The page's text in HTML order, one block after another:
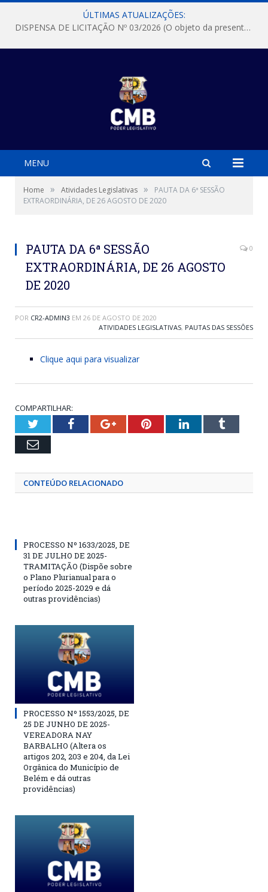
ÚLTIMAS ATUALIZAÇÕES:
DISPENSA DE LICITAÇÃO Nº 03/2026 (O objeto da presente dispensa é a escolha da proposta mais vantajosa para a aquisição, de aparelhos de ar condicionado, tipo Split, com material de instalação e fogão industrial, conforme condições, quantidades e exigências estabelecidas no termo de referencia e neste aviso de contratação direta e seus anexos)
MENU
Home » Atividades Legislativas »
PAUTA DA 6ª SESSÃO
EXTRAORDINÁRIA, DE 26 AGOSTO DE 2020
PAUTA DA 6ª SESSÃO
EXTRAORDINÁRIA, DE 26 AGOSTO
DE 2020
0
POR CR2-ADMIN3 EM 26 DE AGOSTO DE 2020
ATIVIDADES LEGISLATIVAS, PAUTAS DAS SESSÕES
Clique aqui para visualizar
COMPARTILHAR:
TwitterFacebookGoogle+PinterestLinkedInTumblr
Email
CONTEÚDO RELACIONADO
PROCESSO Nº 1633/2025, DE
31 DE JULHO DE 2025-
TRAMITAÇÃO (Dispõe sobre
o Plano Plurianual para o
período 2025-2029 e dá
outras providências)
PROCESSO Nº 1553/2025, DE
25 DE JUNHO DE 2025-
VEREADORA NAY
BARBALHO (Altera os
artigos 202, 203 e 204, da Lei
Orgânica do Município de
Belém e dá outras
providências)